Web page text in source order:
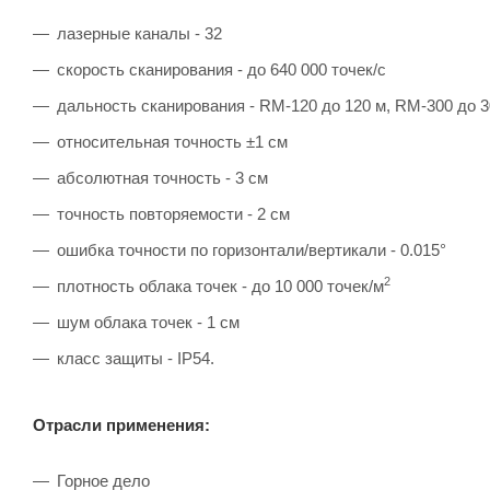
лазерные каналы - 32
скорость сканирования - до 640 000 точек/с
дальность сканирования - RM-120 до 120 м, RM-300 до
относительная точность ±1 см
абсолютная точность - 3 см
точность повторяемости - 2 см
ошибка точности по горизонтали/вертикали - 0.015°
плотность облака точек - до 10 000 точек/м2
шум облака точек - 1 см
класс защиты - IP54.
Отрасли применения:
Горное дело